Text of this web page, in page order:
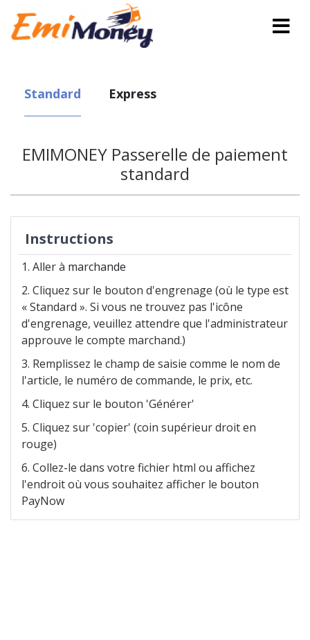
Standard Express
EMIMONEY Passerelle de paiement
standard
Instructions
Aller à marchande
Cliquez sur le bouton d'engrenage (où le type est
« Standard ». Si vous ne trouvez pas l'icône
d'engrenage, veuillez attendre que l'administrateur
approuve le compte marchand.)
Remplissez le champ de saisie comme le nom de
l'article, le numéro de commande, le prix, etc.
Cliquez sur le bouton 'Générer'
Cliquez sur 'copier' (coin supérieur droit en
rouge)
Collez-le dans votre fichier html ou affichez
l'endroit où vous souhaitez afficher le bouton
PayNow